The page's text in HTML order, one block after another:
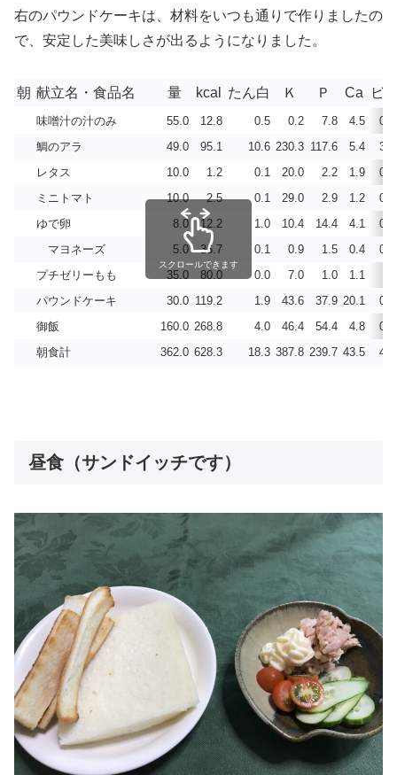
右のパウンドケーキは、材料をいつも通りで作りましたの
で、安定した美味しさが出るようになりました。
朝 献立名・食品名 量 kcal たん白 Ｋ Ｐ Ca ビD
味噌汁の汁のみ 55.0 12.8 0.5 0.2 7.8 4.5
0.0
鯛のアラ
49.0 95.1 10.6 230.3 117.6 5.4
3.9
レタス
10.0 1.2 0.1 20.0 2.2 1.9
0.0
ミニトマト
10.0 2.5 0.1 29.0 2.9 1.2
0.0
ゆで卵
8.0 12.2 1.0 10.4 14.4 4.1
0.1
マヨネーズ
5.0 36.7 0.1 0.9 1.5 0.4
0.3
プチゼリーもも
35.0 80.0 0.0 7.0 1.0
1.1
パウンドケーキ
30.0 119.2 1.9 43.6 37.9 20.1
0.2
御飯
160.0 268.8 4.0 46.4 54.4 4.8
0.0
朝食計
362.0 628.3 18.3 387.8 239.7 43.5 4.5
スクロールできます
昼食（サンドイッチです）